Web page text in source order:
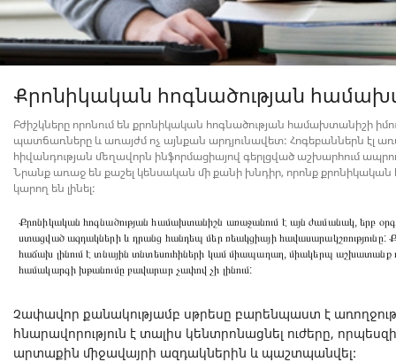
Քրոնիկական հոգնածության
Բժիշկները որոնում են քրոնիկական հոգնածության համախտանիշի
պատճառները և առայժմ ոչ այնքան արդյունավետ: Հոգեբաններն էլ
հիվանդության մեղավորն ինֆորմացիայով գերլցված աշխարհում
Նրանք առաջ են քաշել կենսական մի քանի խնդիր, որոնք
կարող են լինել:
Քրոնիկական հոգնածության համախտանիշն առաջանում է այն ժամանակ, երբ
ստացված ազդակների և դրանց հանդեպ մեր ռեակցիայի
հաճախ լինում է տնային տնտեսուհիների կամ միապաղաղ, միակերպ աշխատանք
համակարգի խթանումը բավարար չափով չի լինում:
Չափավոր քանակությամբ սթրեսը բարենպաստ է
հնարավորություն է տալիս կենտրոնացնել ուժերը,
արտաքին միջավայրի ազդակներին և պաշտպանվել: